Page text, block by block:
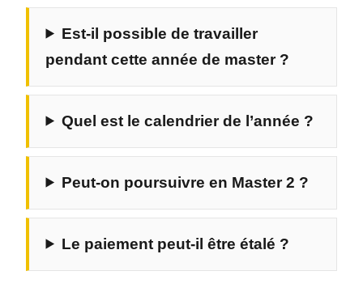
Est-il possible de travailler
pendant cette année de master ?
Quel est le calendrier de l’année ?
Peut-on poursuivre en Master 2 ?
Le paiement peut-il être étalé ?